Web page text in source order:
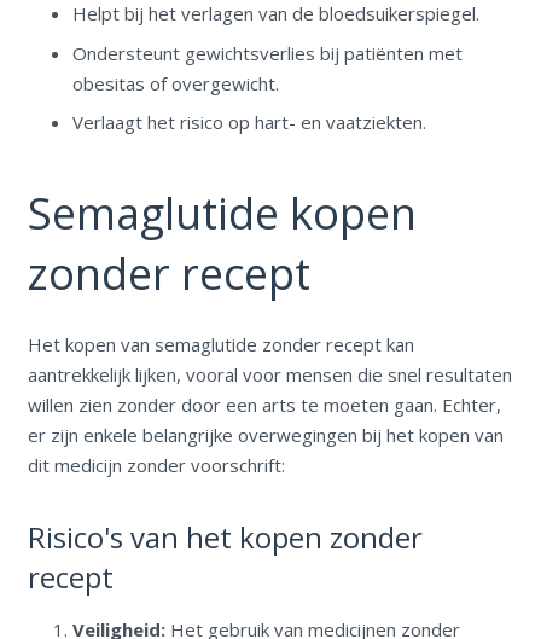
Helpt bij het verlagen van de bloedsuikerspiegel.
Ondersteunt gewichtsverlies bij patiënten met
obesitas of overgewicht.
Verlaagt het risico op hart- en vaatziekten.
Semaglutide kopen
zonder recept
Het kopen van semaglutide zonder recept kan
aantrekkelijk lijken, vooral voor mensen die snel resultaten
willen zien zonder door een arts te moeten gaan. Echter,
er zijn enkele belangrijke overwegingen bij het kopen van
dit medicijn zonder voorschrift:
Risico's van het kopen zonder
recept
Veiligheid: Het gebruik van medicijnen zonder